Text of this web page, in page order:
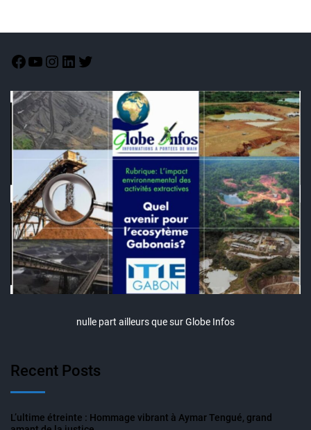
nulle part ailleurs que sur Globe Infos
Recent Posts
L’ultime étreinte : Hommage vibrant à Aymar Tengué, grand